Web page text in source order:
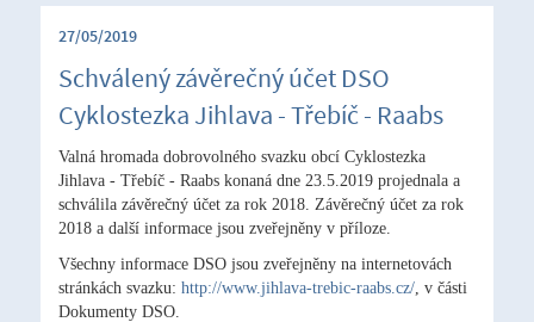
27/05/2019
Schválený závěrečný účet DSO
Cyklostezka Jihlava - Třebíč - Raabs
Valná hromada dobrovolného svazku obcí Cyklostezka
Jihlava - Třebíč - Raabs konaná dne 23.5.2019 projednala a
schválila závěrečný účet za rok 2018. Závěrečný účet za rok
2018 a další informace jsou zveřejněny v příloze.
Všechny informace DSO jsou zveřejněny na internetovách
stránkách svazku: http://www.jihlava-trebic-raabs.cz/ , v části
Dokumenty DSO.